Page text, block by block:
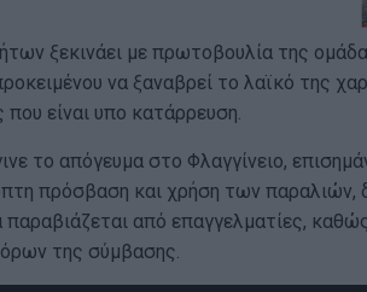
ξεκινάει με πρωτοβουλία της
να ξαναβρεί το λαϊκό της
είναι υπο κατάρρευση.
το απόγευμα στο Φλαγγίνειο,
πρόσβαση και χρήση των παραλιών,
παραβιάζεται από επαγγελματίες,
της σύμβασης.